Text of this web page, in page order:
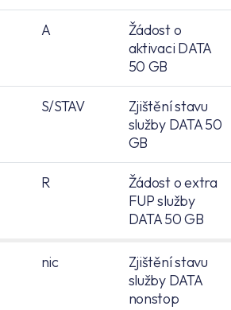
A
Žádost o
aktivaci DATA
50 GB
S/STAV
Zjištění stavu
služby DATA 50
GB
R
Žádost o extra
FUP služby
DATA 50 GB
nic
Zjištění stavu
služby DATA
nonstop